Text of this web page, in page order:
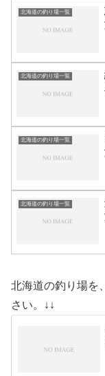
北海道の釣り場一覧
北海道の釣り場一覧
北海道の釣り場一覧
北海道の釣り場一覧
北海道の釣り場を
さい。↓↓